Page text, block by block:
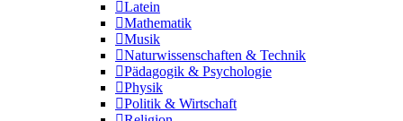
Latein
Mathematik
Musik
Naturwissenschaften & Technik
Pädagogik & Psychologie
Physik
Politik & Wirtschaft